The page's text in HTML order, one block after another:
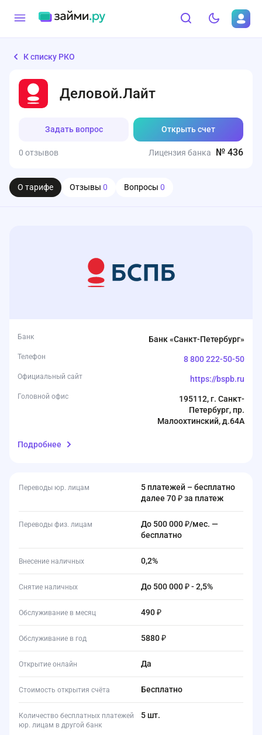
К списку РКО
Деловой.Лайт
Задать вопрос Открыть счет
0 отзывов Лицензия банка № 436
О тарифе Отзывы 0 Вопросы 0
Переводы юр. лицам
5 платежей – бесплатно
далее 70 ₽ за платеж
Переводы физ. лицам
до 500 000 ₽/мес. —
бесплатно
Внесение наличных 0,2%
Снятие наличных до 500 000 ₽ - 2,5%
Обслуживание в месяц 490 ₽
Обслуживание в год 5880 ₽
Открытие онлайн да
Стоимость открытия счёта Бесплатно
Количество бесплатных платежей
юр. лицам в другой банк
5 шт.
Банк Банк «Санкт-Петербург»
Телефон 8 800 222-50-50
Официальный сайт https://bspb.ru
Головной офис
195112, г. Санкт-
Петербург, пр.
Малоохтинский, д.64А
Подробнее